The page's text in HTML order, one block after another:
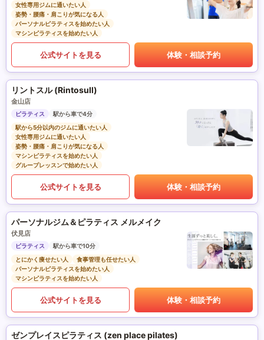
女性専用ジムに通いたい人
姿勢・腰痛・肩こりが気になる人
パーソナルピラティスを始めたい人
マシンピラティスを始めたい人
公式サイトを見る 体験・相談予約
リントスル (Rintosull)
金山店
ピラティス
駅から車で4分
駅から5分以内のジムに通いたい人
女性専用ジムに通いたい人
姿勢・腰痛・肩こりが気になる人
マシンピラティスを始めたい人
グループレッスンで始めたい人
公式サイトを見る 体験・相談予約
パーソナルジム＆ピラティス メルメイク
伏見店
ピラティス
駅から車で10分
とにかく痩せたい人
食事管理も任せたい人
パーソナルピラティスを始めたい人
マシンピラティスを始めたい人
公式サイトを見る 体験・相談予約
ゼンプレイスピラティス (zen place pilates)